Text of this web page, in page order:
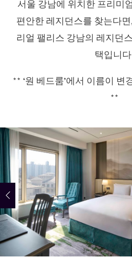
서울 강남에 위치한 프리미
편안한 레지던스를 찾는다
리얼 팰리스 강남의 레지던
택입니
** ‘원 베드룸’에서 이름이 변
**